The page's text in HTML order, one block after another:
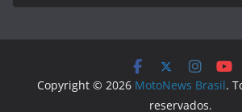
Copyright © 2026 MotoNews Brasil.
reservados.